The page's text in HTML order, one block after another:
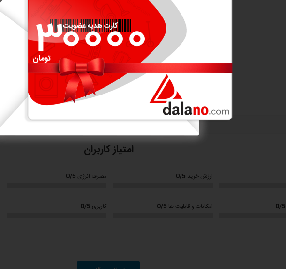
نمایش بیشتر
، بیمارستان، رستوران، هتل ها،منازلو ...
امتیاز کاربران
ارزش خرید 0/5 مصرف انرژی 0/5
0/5 امکانات و قابلیت ها 0/5 کاربری 0/5